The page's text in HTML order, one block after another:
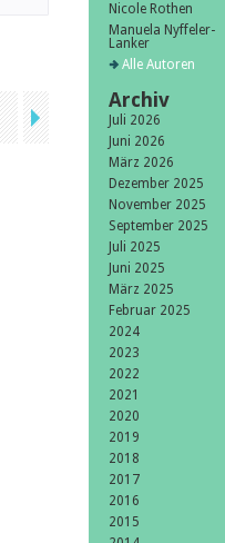
Nicole Rothen
Manuela Nyffeler-
Lanker
Alle Autoren
Archiv
Juli 2026
Juni 2026
März 2026
Dezember 2025
November 2025
September 2025
Juli 2025
Juni 2025
März 2025
Februar 2025
2024
2023
2022
2021
2020
2019
2018
2017
2016
2015